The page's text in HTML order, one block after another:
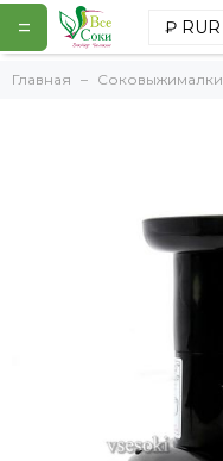
=
Главная Соковыжималки